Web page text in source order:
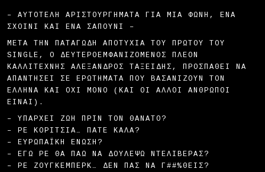
– AΥΤΟΤΕΛΉ ΑΡΙΣΤΟΥΡΓΉΜΑΤΑ ΓΙΑ ΜΙΑ ΦΩΝΉ, ΈΝΑ
ΣΧΟΙΝΊ ΚΑΙ ΈΝΑ ΣΑΠΟΎΝΙ –
ΜΕΤΆ ΤΗΝ ΠΑΤΑΓΏΔΗ ΑΠΟΤΥΧΊΑ ΤΟΥ ΠΡΏΤΟΥ ΤΟΥ
SINGLE, Ο ΔΕΥΤΕΡΟΕΜΦΑΝΙΖΌΜΕΝΟΣ ΠΛΈΟΝ
ΚΑΛΛΙΤΈΧΝΗΣ ΑΛΈΞΑΝΔΡΟΣ TΑΞΕΊΔΗΣ, ΠΡΟΣΠΑΘΕΊ ΝΑ
ΑΠΑΝΤΉΣΕΙ ΣΕ ΕΡΩΤΉΜΑΤΑ ΠΟΥ ΒΑΣΑΝΊΖΟΥΝ ΤΟΝ
ΈΛΛΗΝΑ ΚΑΙ ΌΧΙ ΜΌΝΟ (ΚΑΙ ΟΙ ΆΛΛΟΙ ΆΝΘΡΩΠΟΙ
ΕΊΝΑΙ).
– ΥΠΆΡΧΕΙ ΖΩΉ ΠΡΙΝ ΤΟΝ ΘΆΝΑΤΟ?
– ΡΕ ΚΟΡΊΤΣΙΑ… ΠΆΤΕ ΚΑΛΆ?
– ΕΥΡΩΠΑΪΚΉ ΈΝΩΣΗ?
– ΕΓΏ ΡΕ ΘΑ ΠΆΩ ΝΑ ΔΟΥΛΈΨΩ ΝΤΕΛΙΒΕΡΆΣ?
– ΡΕ ΖΟΎΓΚΕΜΠΕΡΚ… ΔΕΝ ΠΑΣ ΝΑ Γ##%ΘΕΊΣ?